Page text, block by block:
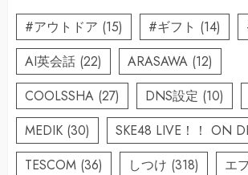
#アウトドア (15) #ギフト (14)
AI英会話 (22) ARASAWA (12)
COOLSSHA (27) DNS設定 (10)
MEDIK (30) SKE48 LIVE！！ ON
TESCOM (36) しつけ (318) エ